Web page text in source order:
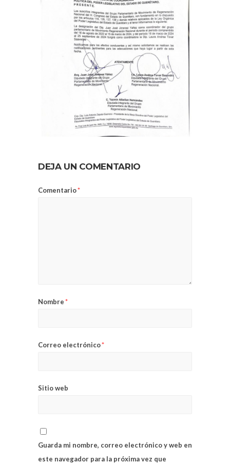
DEJA UN COMENTARIO
Comentario*
Nombre*
Correo electrónico*
Sitio web
Guarda mi nombre, correo electrónico y web en
este navegador para la próxima vez que